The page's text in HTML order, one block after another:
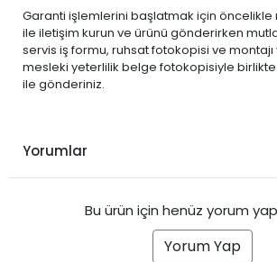
Garanti işlemlerini başlatmak için öncelikle
ile iletişim kurun ve ürünü gönderirken
servis iş formu, ruhsat fotokopisi ve
mesleki yeterlilik belge fotokopisiyle
ile gönderiniz.
Yorumlar
Bu ürün için henüz yorum
Yorum Yap